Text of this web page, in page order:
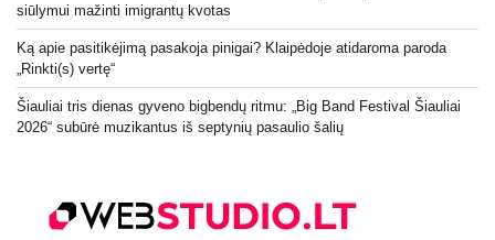
siūlymui mažinti imigrantų kvotas
Ką apie pasitikėjimą pasakoja pinigai? Klaipėdoje atidaroma paroda
„Rinkti(s) vertę“
Šiauliai tris dienas gyveno bigbendų ritmu: „Big Band Festival Šiauliai
2026“ subūrė muzikantus iš septynių pasaulio šalių